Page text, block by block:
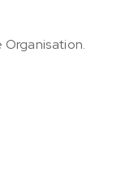
Organisation.